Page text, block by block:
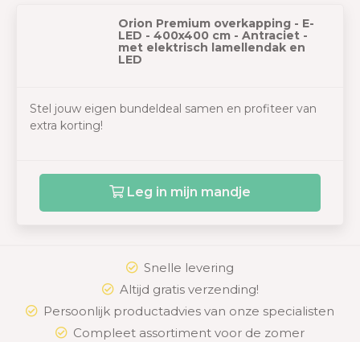
Orion Premium overkapping - E-
LED - 400x400 cm - Antraciet -
met elektrisch lamellendak en
LED
Stel jouw eigen bundeldeal samen en profiteer van
extra korting!
Leg in mijn mandje
Snelle levering
Altijd gratis verzending!
Persoonlijk productadvies van onze specialisten
Compleet assortiment voor de zomer